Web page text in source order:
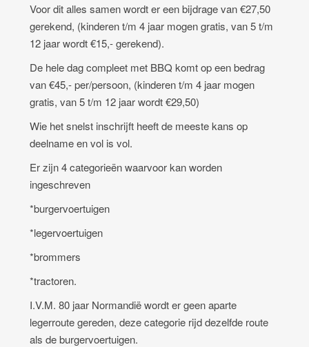
Voor dit alles samen wordt er een bijdrage van €27,50
gerekend, (kinderen t/m 4 jaar mogen gratis, van 5 t/m
12 jaar wordt €15,- gerekend).
De hele dag compleet met BBQ komt op een bedrag
van €45,- per/persoon, (kinderen t/m 4 jaar mogen
gratis, van 5 t/m 12 jaar wordt €29,50)
Wie het snelst inschrijft heeft de meeste kans op
deelname en vol is vol.
Er zijn 4 categorieën waarvoor kan worden
ingeschreven
*burgervoertuigen
*legervoertuigen
*brommers
*tractoren.
I.V.M. 80 jaar Normandië wordt er geen aparte
legerroute gereden, deze categorie rijd dezelfde route
als de burgervoertuigen.